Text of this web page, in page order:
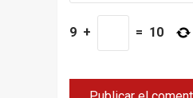
9 + = 10